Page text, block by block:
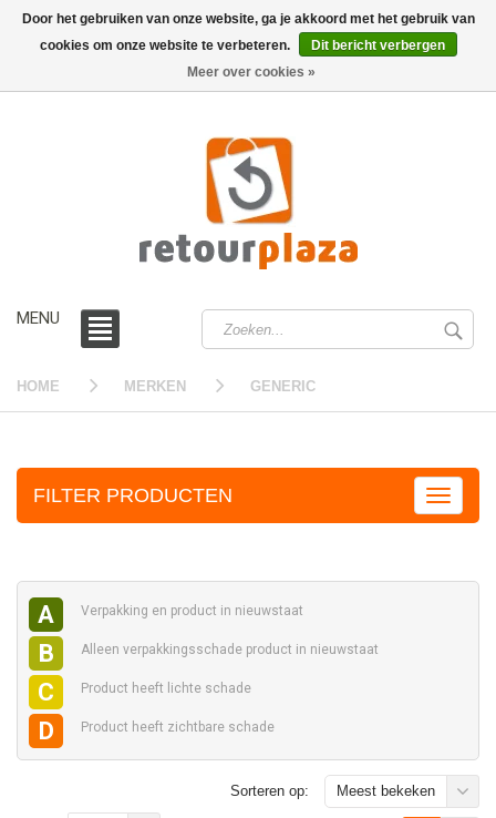
MENU
HOME MERKEN GENERIC
FILTER PRODUCTEN
A Verpakking en product in nieuwstaat
B Alleen verpakkingsschade product in nieuwstaat
C Product heeft lichte schade
D Product heeft zichtbare schade
Sorteren op: Meest bekeken
Door het gebruiken van onze website, ga je akkoord met het gebruik van
cookies om onze website te verbeteren.
Dit bericht verbergen
Meer over cookies »